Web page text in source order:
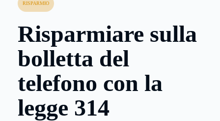
RISPARMIO
Risparmiare sulla
bolletta del
telefono con la
legge 314